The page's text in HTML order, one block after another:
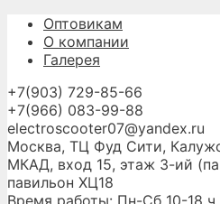
Перейти
содержимому
Оптовикам
О компании
Галерея
+7(903) 729-85-66
+7(966) 083-99-88
electroscooter07@yandex.ru
Москва, ТЦ Фуд Сити,
МКАД, вход 15, этаж 3-ий
павильон ХЦ18
Время работы: Пн-Сб 10-18